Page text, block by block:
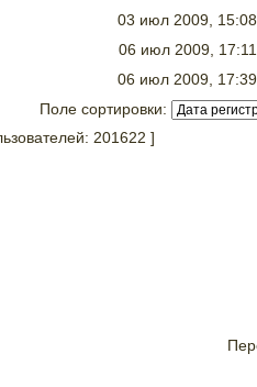
03 июл 2009,
06 июл 2009,
06 июл 2009,
Поле сортировки:
201622 ]